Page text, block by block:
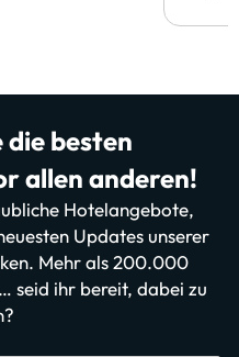
die besten
allen anderen!
Hotelangebote,
Updates unserer
Mehr als 200.000
seid ihr bereit, dabei zu